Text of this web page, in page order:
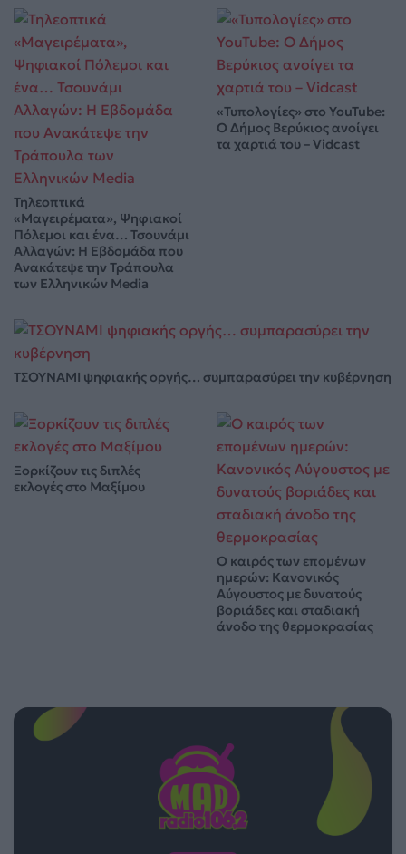
Τηλεοπτικά
«Μαγειρέματα», Ψηφιακοί
Πόλεμοι και ένα… Τσουνάμι
Αλλαγών: Η Εβδομάδα που
Ανακάτεψε την Τράπουλα
των Ελληνικών Media
«Τυπολογίες» στο YouTube:
Ο Δήμος Βερύκιος ανοίγει
τα χαρτιά του – Vidcast
ΤΣΟΥΝΑΜΙ ψηφιακής οργής… συμπαρασύρει την κυβέρνηση
Ξορκίζουν τις διπλές
εκλογές στο Μαξίμου
Ο καιρός των επομένων
ημερών: Κανονικός
Αύγουστος με δυνατούς
βοριάδες και σταδιακή
άνοδο της θερμοκρασίας